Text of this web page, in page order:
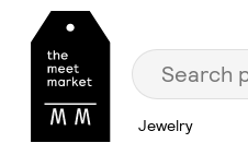
Jewelry